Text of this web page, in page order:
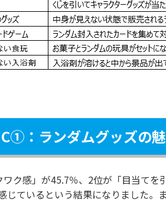
：ランダムグッズの
ク感」が45.7％、2位が「目当て
じているという結果になりました